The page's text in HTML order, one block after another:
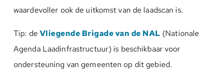
waardevoller ook de uitkomst van de laadscan is.
Tip: de Vliegende Brigade van de NAL (Nationale
Agenda Laadinfrastructuur) is beschikbaar voor
ondersteuning van gemeenten op dit gebied.